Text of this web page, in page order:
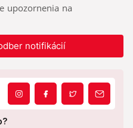
upozornenia na
notifikácií